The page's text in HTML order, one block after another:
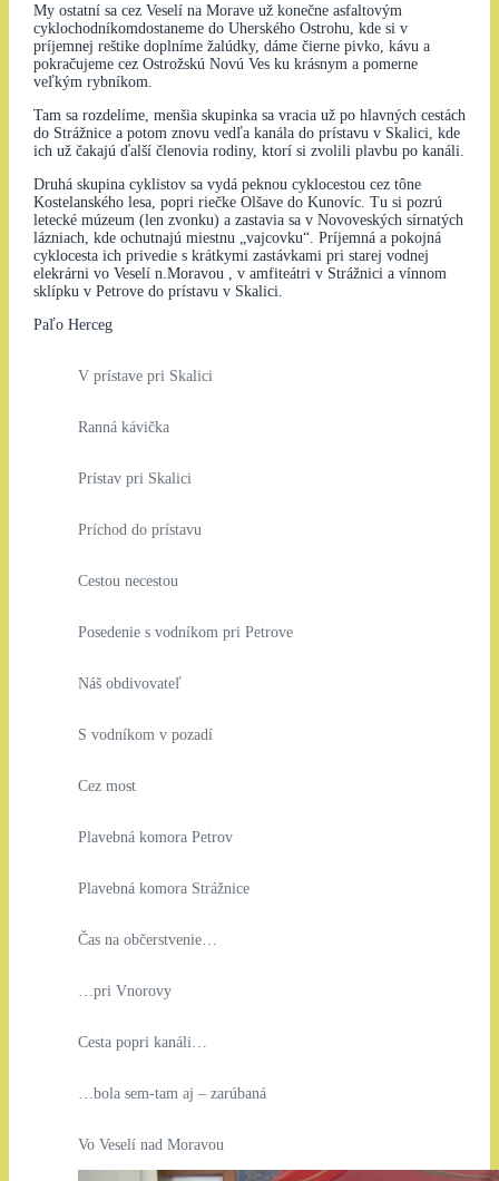
My ostatní sa cez Veselí na Morave už konečne asfaltovým
cyklochodníkomdostaneme do Uherského Ostrohu, kde si v
príjemnej reštike doplníme žalúdky, dáme čierne pivko, kávu a
pokračujeme cez Ostrožskú Novú Ves ku krásnym a pomerne
veľkým rybníkom.
Tam sa rozdelíme, menšia skupinka sa vracia už po hlavných cestách
do Strážnice a potom znovu vedľa kanála do prístavu v Skalici, kde
ich už čakajú ďalší členovia rodiny, ktorí si zvolili plavbu po kanáli.
Druhá skupina cyklistov sa vydá peknou cyklocestou cez tône
Kostelanského lesa, popri riečke Olšave do Kunovíc. Tu si pozrú
letecké múzeum (len zvonku) a zastavia sa v Novoveských sírnatých
lázniach, kde ochutnajú miestnu „vajcovku“. Príjemná a pokojná
cyklocesta ich privedie s krátkymi zastávkami pri starej vodnej
elekrárni vo Veselí n.Moravou , v amfiteátri v Strážnici a vínnom
sklípku v Petrove do prístavu v Skalici.
Paľo Herceg
V prístave pri Skalici
Ranná kávička
Prístav pri Skalici
Príchod do prístavu
Cestou necestou
Posedenie s vodníkom pri Petrove
Náš obdivovateľ
S vodníkom v pozadí
Cez most
Plavebná komora Petrov
Plavebná komora Strážnice
Čas na občerstvenie…
…pri Vnorovy
Cesta popri kanáli…
…bola sem-tam aj – zarúbaná
Vo Veselí nad Moravou